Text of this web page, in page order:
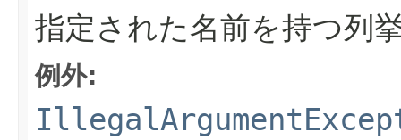
指定された名前を持つ列
例外: